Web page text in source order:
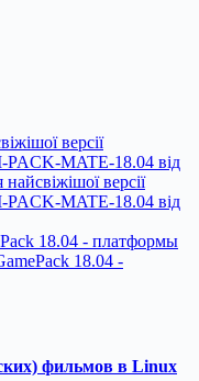
версії
PACK-MATE-18.04 від
версії
PACK-MATE-18.04 від
18.04 - платформы
18.04 -
фильмов в Linux